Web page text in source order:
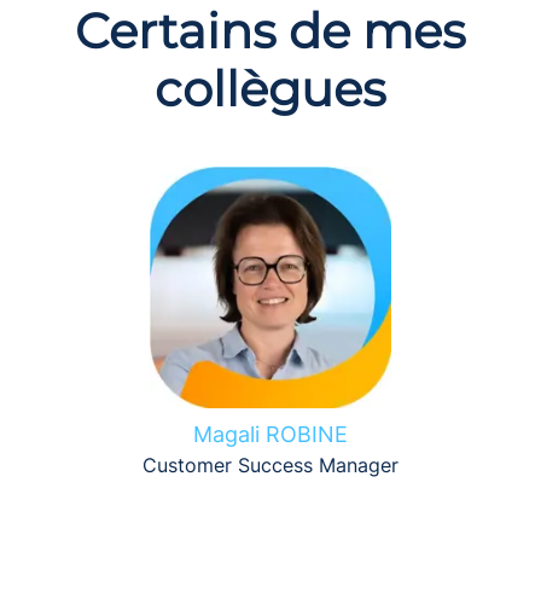
Certains de mes
collègues
Magali ROBINE
Customer Success Manager